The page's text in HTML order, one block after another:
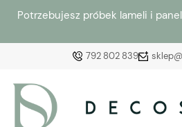
Potrzebujesz próbek lameli i
792 802 839